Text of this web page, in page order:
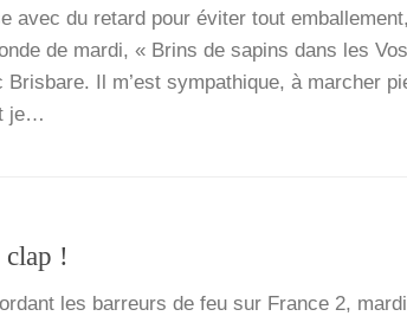
avec du retard pour évi­ter tout
de mar­di, « Brins de sapins dans les
Il m’est sym­pa­thique, à mar­cher
je…
clap !
les bar­reurs de feu sur France 2,